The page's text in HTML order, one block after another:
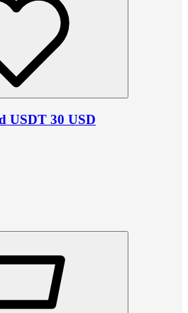
USDT 30 USD